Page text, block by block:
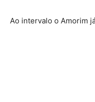
Ao intervalo o Amorim